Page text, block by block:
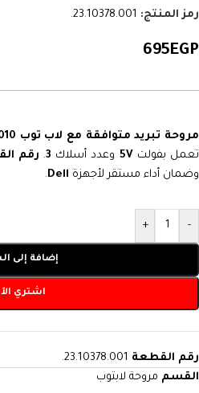
رمز المنتج: 23.10378.001.
695EGP
مروحة تبريد متوافقة مع لاب توب Dell Inspiron 15R-N5010 و M5010
تعمل بفولت 5V وعدد أسلاك 3
. رقم
وضمان أداء مستقر لأجهزة Dell
.
-
+
إضافة إلى
اشتري
رقم القطعة 23.10378.001.
القسم مروحة لابتوب